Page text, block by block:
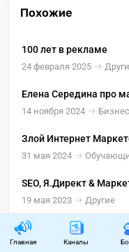
Похожие
100 лет в рекламе
24 февраля 2025
Елена Середина про
14 ноября 2024
Злой Интернет
31 мая 2024
SEO, Я.Директ &
19 мая 2023 Другие
Alekzo
11 января 2023 Блоги
Главная Каналы